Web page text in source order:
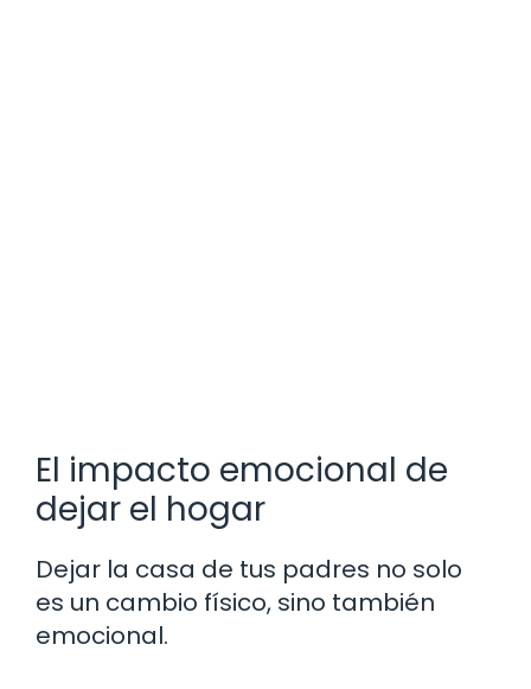
El impacto emocional de
dejar el hogar
Dejar la casa de tus padres no solo
es un cambio físico, sino también
emocional.